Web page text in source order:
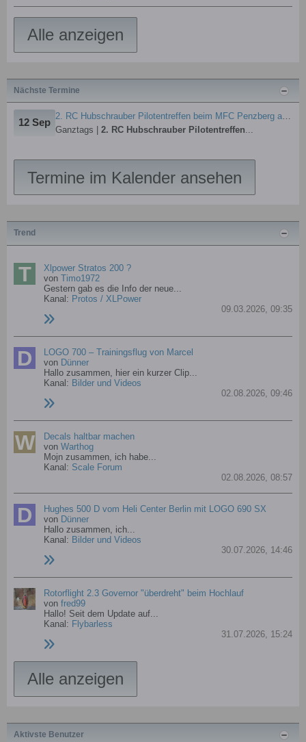
Alle anzeigen
Nächste Termine
12 Sep
2. RC Hubschrauber Pilotentreffen beim MFC Penzberg am 12.9.2026
Ganztags |2. RC Hubschrauber Pilotentreffen
Termine im Kalender ansehen
Trend
Xlpower Stratos 200 ?
von Timo1972
Gestern gab es die Info der neue...
Kanal: Protos / XLPower
09.03.2026, 09:35
LOGO 700 – Trainingsflug von Marcel
von Dünner
Hallo zusammen, hier ein kurzer Clip...
Kanal: Bilder und Videos
02.08.2026, 09:46
Decals haltbar machen
von Warthog
Mojn zusammen, ich habe...
Kanal: Scale Forum
02.08.2026, 08:57
Hughes 500 D vom Heli Center Berlin mit LOGO 690 SX
von Dünner
Hallo zusammen, ich...
Kanal: Bilder und Videos
30.07.2026, 14:46
Rotorflight 2.3 Governor "überdreht" beim Hochlauf
von fred99
Hallo! Seit dem Update auf...
Kanal: Flybarless
31.07.2026, 15:24
Alle anzeigen
Aktivste Benutzer